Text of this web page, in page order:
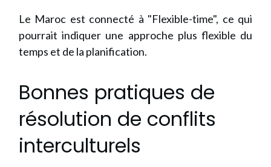
Le Maroc est connecté à "Flexible-time", ce qui
pourrait indiquer une approche plus flexible du
temps et de la planification.
Bonnes pratiques de
résolution de conflits
interculturels